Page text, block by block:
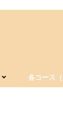
各コース（